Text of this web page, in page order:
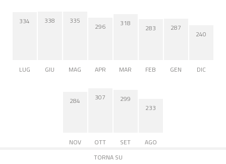
334
LUG
338
GIU
335
MAG
296
APR
318
MAR
283
FEB
287
GEN
240
DIC
284
NOV
307
OTT
299
SET
233
AGO
TORNA SU